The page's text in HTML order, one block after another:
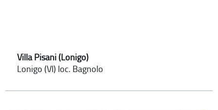
Villa Pisani (Lonigo)
Lonigo (VI) loc. Bagnolo